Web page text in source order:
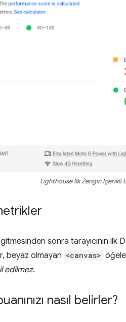
Lighthouse İlk Zengin İçerikli
gitmesinden sonra tarayıcının
beyaz olmayan <canvas>
edilmez.
nasıl belirler?